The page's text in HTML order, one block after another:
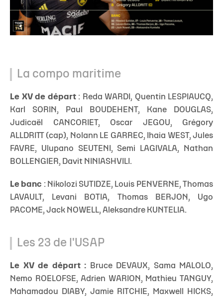
La compo maritime
Le XV de départ : Reda WARDI, Quentin LESPIAUCQ,
Karl SORIN, Paul BOUDEHENT, Kane DOUGLAS,
Judicaël CANCORIET, Oscar JEGOU, Grégory
ALLDRITT (cap), Nolann LE GARREC, Ihaia WEST, Jules
FAVRE, Ulupano SEUTENI, Semi LAGIVALA, Nathan
BOLLENGIER, Davit NINIASHVILI.
Le banc : Nikolozi SUTIDZE, Louis PENVERNE, Thomas
LAVAULT, Levani BOTIA, Thomas BERJON, Ugo
PACOME, Jack NOWELL, Aleksandre KUNTELIA.
Les 23 de l'USAP
Le XV de départ :
Bruce DEVAUX, Sama MALOLO,
Nemo ROELOFSE, Adrien WARION, Mathieu TANGUY,
Mahamadou DIABY, Jamie RITCHIE, Maxwell HICKS,